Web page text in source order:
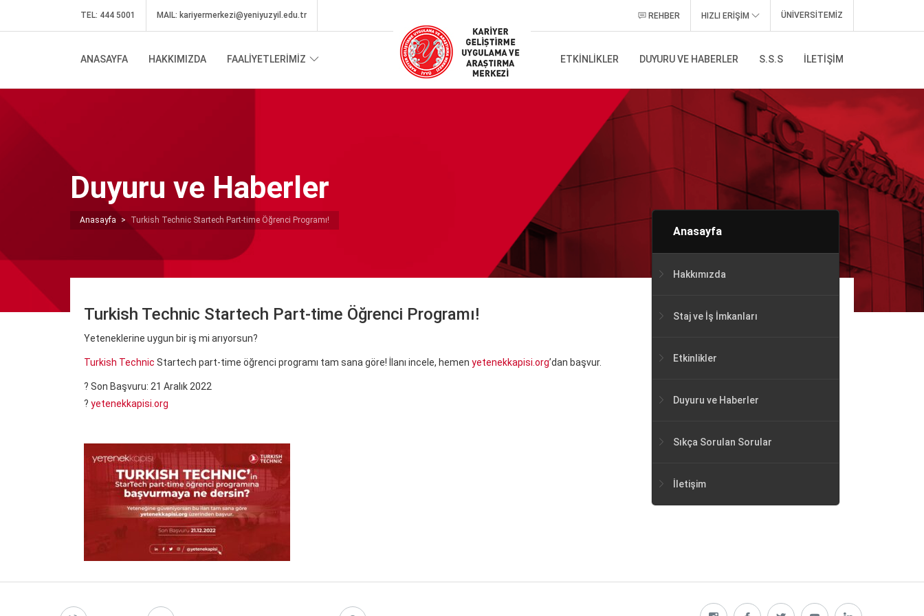
TEL: 444 5001 MAIL: kariyermerkezi@yeniyuzyil.edu.tr REHBER HIZLI ERİŞİM ÜNİVERSİTEMİZ
ANASAYFA HAKKIMIZDA FAALIYETLERIMIZ ETKINLIKLER DUYURU VE HABERLER S.S.S İLETIŞIM
Duyuru ve Haberler
Anasayfa > Turkish Technic Startech Part-time Öğrenci Programı!
Turkish Technic Startech Part-time Öğrenci Programı!
Yeteneklerine uygun bir iş mi arıyorsun?
Turkish Technic Startech part-time öğrenci programı tam sana göre! İlanı incele, hemen yetenekkapisi.org’dan başvur.
? Son Başvuru: 21 Aralık 2022
? yetenekkapisi.org
Anasayfa
Hakkımızda
Staj ve İş İmkanları
Etkinlikler
Duyuru ve Haberler
Sıkça Sorulan Sorular
İletişim